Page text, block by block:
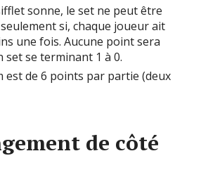
sonne, le set ne peut être
si, chaque joueur ait
une fois. Aucune point sera
set se terminant 1 à 0.
est de 6 points par partie (deux
de côté